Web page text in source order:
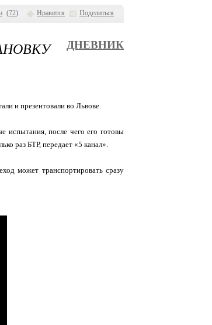
(72) Нравится Поделиться
ДНЕВНИК
и презентовали во Львове.
испытания, после чего его готовы
раз БТР, передает «5 канал».
может транспортировать сразу